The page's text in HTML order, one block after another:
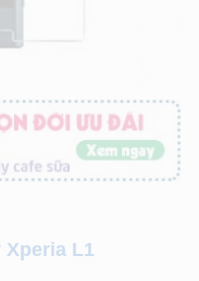
L1